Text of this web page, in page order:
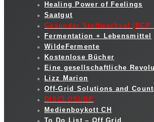
Healing Power of Feelings
Saatgut
Gesunder Stoffwechsel
Fermentation + Lebensmittel
WildeFermente
Kostenlose Bücher
Eine gesellschaftliche
Lizz Marion
Off-Grid Solutions and
DISCLOSURE
Medienboykott CH
To Do List – Off Grid